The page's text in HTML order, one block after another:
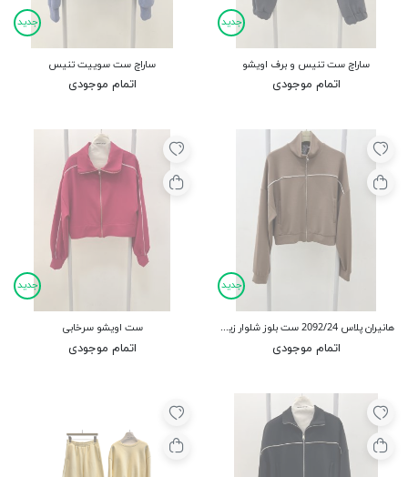
جدید
ساراچ ست تنیس و برف اویشو
اتمام موجودی
جدید
ساراچ ست سوییت تنیس
اتمام موجودی
جدید
هانیران پلاس 2092/24 ست بلوز شلوار زیپی نواردوزی
اتمام موجودی
جدید
ست اویشو سرخابی
اتمام موجودی